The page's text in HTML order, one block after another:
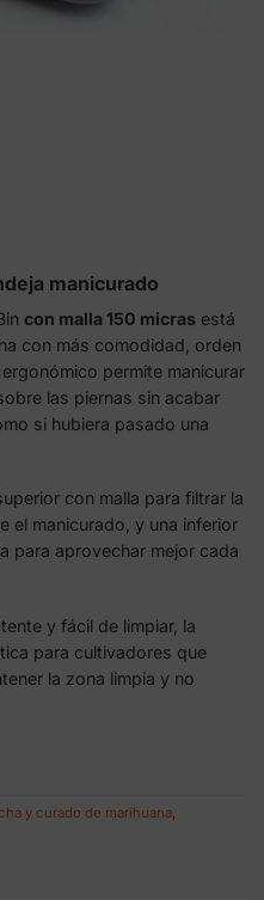
manicurado
con malla 150 micras está
con más comodidad, orden
permite manicurar
las piernas sin acabar
si hubiera pasado una
con malla para filtrar la
el manicurado, y una inferior
para aprovechar mejor cada
y fácil de limpiar, la
para cultivadores que
la zona limpia y no
y curado de marihuana